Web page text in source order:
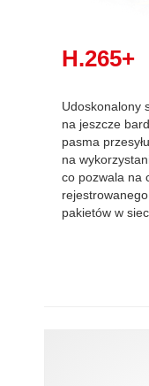
H.265+
Udoskonalony
na jeszcze
pasma
na
co pozwala na
pakietów w